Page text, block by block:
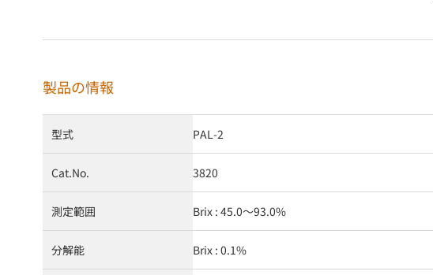
製品の情報
型式 PAL-2
Cat.No. 3820
測定範囲 Brix : 45.0～93.0%
分解能 Brix : 0.1%